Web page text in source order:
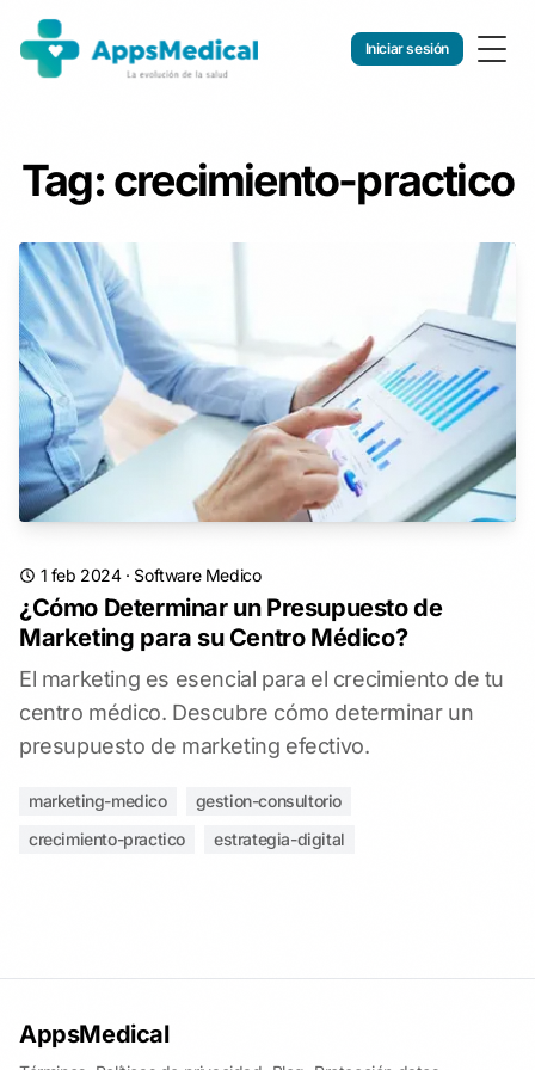
Iniciar sesión
Tag: crecimiento-practico
1 feb 2024· Software Medico
¿Cómo Determinar un Presupuesto de
Marketing para su Centro Médico?
El marketing es esencial para el crecimiento de tu
centro médico. Descubre cómo determinar un
presupuesto de marketing efectivo.
marketing-medico
gestion-consultorio
crecimiento-practico
estrategia-digital
AppsMedical